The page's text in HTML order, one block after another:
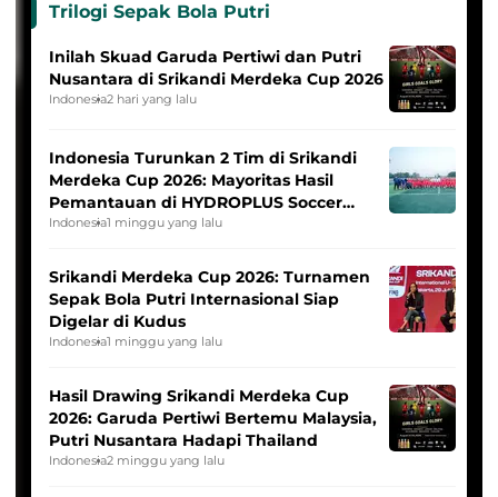
Trilogi Sepak Bola Putri
Inilah Skuad Garuda Pertiwi dan Putri
Nusantara di Srikandi Merdeka Cup 2026
Indonesia2 hari yang lalu
Indonesia Turunkan 2 Tim di Srikandi
Merdeka Cup 2026: Mayoritas Hasil
Pemantauan di HYDROPLUS Soccer
League
Indonesia1 minggu yang lalu
Srikandi Merdeka Cup 2026: Turnamen
Sepak Bola Putri Internasional Siap
Digelar di Kudus
Indonesia1 minggu yang lalu
Hasil Drawing Srikandi Merdeka Cup
2026: Garuda Pertiwi Bertemu Malaysia,
Putri Nusantara Hadapi Thailand
Indonesia2 minggu yang lalu